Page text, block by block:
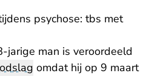
psychose: tbs met
jarige man is veroordeeld
omdat hij op 9 maart